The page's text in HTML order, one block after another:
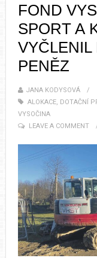
FOND
SPORT A
PENĚZ
JANA KODYSOVÁ
ALOKACE, DOTAČNÍ
VYSOČINA
LEAVE A COMMENT